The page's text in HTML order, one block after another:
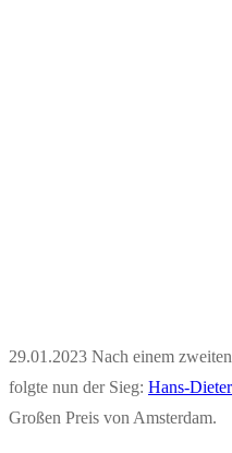
29.01.2023 Nach einem
folgte nun der Sieg: Hans-
Großen Preis von Amsterdam.